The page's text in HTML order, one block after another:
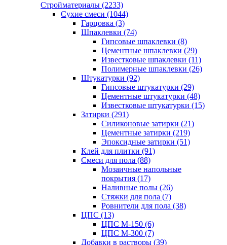
Стройматериалы (2233)
Сухие смеси (1044)
Гарцовка (3)
Шпаклевки (74)
Гипсовые шпаклевки (8)
Цементные шпаклевки (29)
Известковые шпаклевки (11)
Полимерные шпаклевки (26)
Штукатурки (92)
Гипсовые штукатурки (29)
Цементные штукатурки (48)
Известковые штукатурки (15)
Затирки (291)
Силиконовые затирки (21)
Цементные затирки (219)
Эпоксидные затирки (51)
Клей для плитки (91)
Смеси для пола (88)
Мозаичные напольные
покрытия (17)
Наливные полы (26)
Стяжки для пола (7)
Ровнители для пола (38)
ЦПС (13)
ЦПС М-150 (6)
ЦПС М-300 (7)
Добавки в растворы (39)